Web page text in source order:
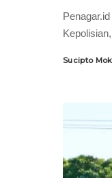
Kepolisian,
Posted
Sucipto